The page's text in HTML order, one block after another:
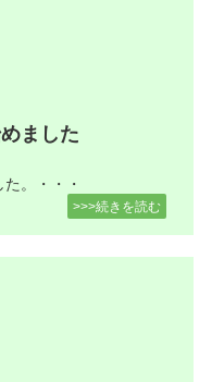
ました
。・・・
>>>続きを読む